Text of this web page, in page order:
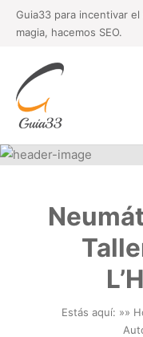
Guia33 para incentivar
magia, hacemos SEO.
Estás aquí: »»